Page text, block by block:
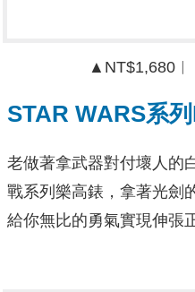
▲NT$1,680︱
STAR WARS系
老做著拿武器對付壞人的
戰系列樂高錶，拿著光劍
給你無比的勇氣實現伸張